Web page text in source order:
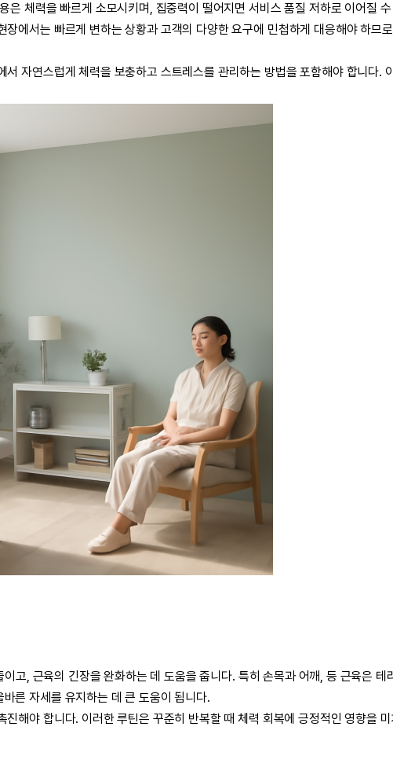
체력을 빠르게 소모시키며, 집중력이 떨어지면 서비스 품질 저하로 이어질
에서는 빠르게 변하는 상황과 고객의 다양한 요구에 민첩하게 대응해야 하므
자연스럽게 체력을 보충하고 스트레스를 관리하는 방법을 포함해야 합니다.
고, 근육의 긴장을 완화하는 데 도움을 줍니다. 특히 손목과 어깨, 등 근육은 테
른 자세를 유지하는 데 큰 도움이 됩니다.
해야 합니다. 이러한 루틴은 꾸준히 반복할 때 체력 회복에 긍정적인 영향을